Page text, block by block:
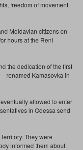
freedom of movement
Moldavian citizens on
hours at the Reni
the dedication of the first
renamed Kamasovka in
allowed to enter
in Odessa send
They were
informed them about.